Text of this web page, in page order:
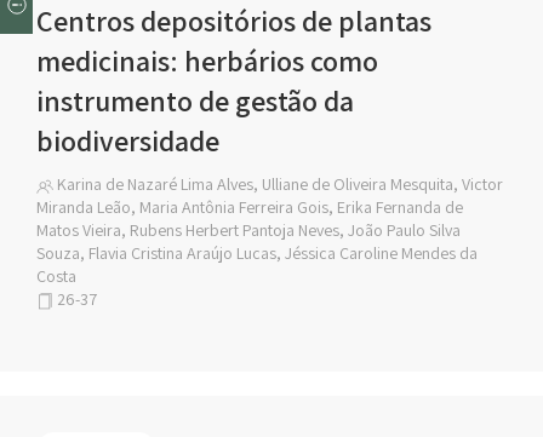
Centros depositórios de plantas
medicinais: herbários como
instrumento de gestão da
biodiversidade
Karina de Nazaré Lima Alves, Ulliane de Oliveira Mesquita, Victor
Miranda Leão, Maria Antônia Ferreira Gois, Erika Fernanda de
Matos Vieira, Rubens Herbert Pantoja Neves, João Paulo Silva
Souza, Flavia Cristina Araújo Lucas, Jéssica Caroline Mendes da
Costa
26-37